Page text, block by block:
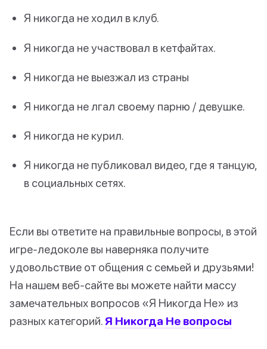
Я никогда не ходил в клуб.
Я никогда не участвовал в кетфайтах.
Я никогда не выезжал из страны
Я никогда не лгал своему парню / девушке.
Я никогда не курил.
Я никогда не публиковал видео, где я танцую,
в социальных сетях.
Если вы ответите на правильные вопросы, в этой
игре-ледоколе вы наверняка получите
удовольствие от общения с семьей и друзьями!
На нашем веб-сайте вы можете найти массу
замечательных вопросов «Я Никогда Не» из
разных категорий. Я Никогда Не вопросы